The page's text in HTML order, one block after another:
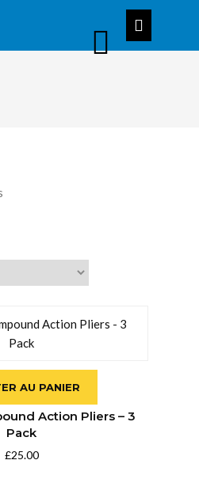
AU PANIER
Action Pliers – 3
Pack
£25.00